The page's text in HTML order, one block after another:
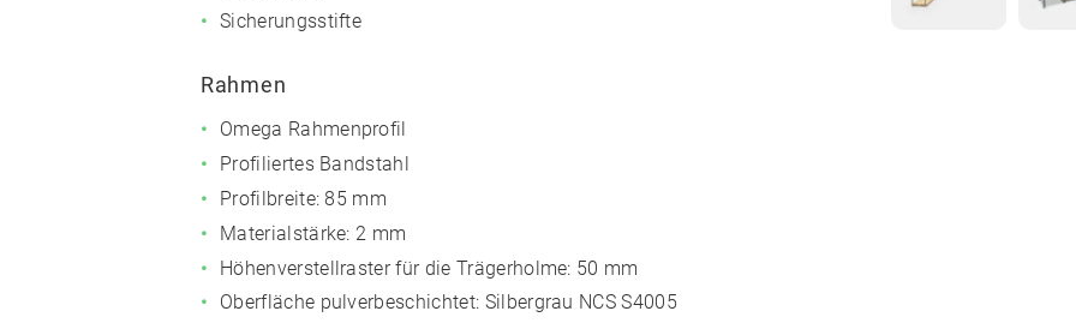
Sicherungsstifte
Rahmen
Omega Rahmenprofil
Profiliertes Bandstahl
Profilbreite: 85 mm
Materialstärke: 2 mm
Höhenverstellraster für die Trägerholme: 50 mm
Oberfläche pulverbeschichtet: Silbergrau NCS S4005